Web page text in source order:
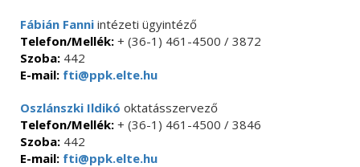
Fábián Fanni intézeti ügyintéző
Telefon/Mellék: + (36-1) 461-4500 / 3872
Szoba: 442
E-mail: fti@ppk.elte.hu
Oszlánszki Ildikó oktatásszervező
Telefon/Mellék: + (36-1) 461-4500 / 3846
Szoba: 442
E-mail: fti@ppk.elte.hu